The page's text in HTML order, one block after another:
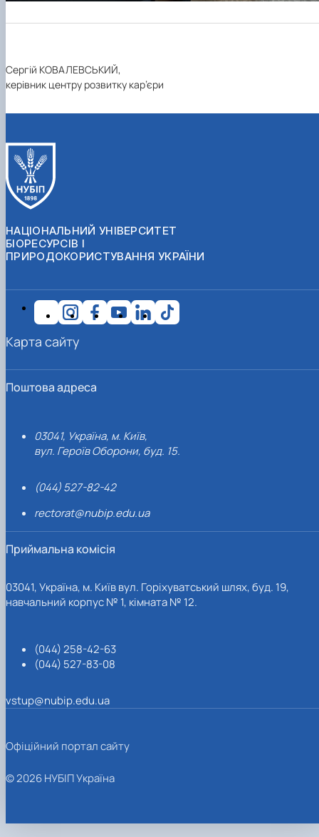
Сергій КОВАЛЕВСЬКИЙ,
керівник центру розвитку кар’єри
НАЦІОНАЛЬНИЙ УНІВЕРСИТЕТ
БІОРЕСУРСІВ І
ПРИРОДОКОРИСТУВАННЯ УКРАЇНИ
Поштова адреса
03041, Україна, м. Київ,
вул. Героїв Оборони, буд. 15.
(044) 527-82-42
rectorat@nubip.edu.ua
Приймальна комісія
03041, Україна, м. Київ вул. Горіхуватський шлях, буд. 19,
навчальний корпус № 1, кімната № 12.
(044) 258-42-63
(044) 527-83-08
vstup@nubip.edu.ua
Карта сайту
Офіційний портал сайту
© 2026 НУБІП Україна